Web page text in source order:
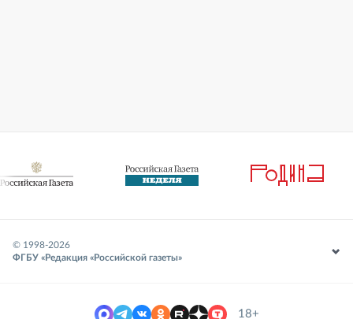
© 1998-2026
ФГБУ «Редакция «Российской газеты»
18+